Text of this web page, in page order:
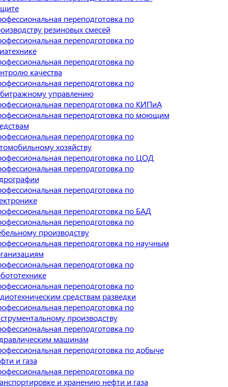
переподготовка по
резиновых смесей
переподготовка по
переподготовка по
качества
переподготовка по
управлению
переподготовка по КИПиА
переподготовка по моющим
переподготовка по
хозяйству
переподготовка по ЦОД
переподготовка по
переподготовка по
переподготовка по БАД
переподготовка по
производству
переподготовка по научным
переподготовка по
переподготовка по
средствам разведки
переподготовка по
производству
переподготовка по
машинам
переподготовка по добыче
и газа
переподготовка по
и хранению нефти и газа